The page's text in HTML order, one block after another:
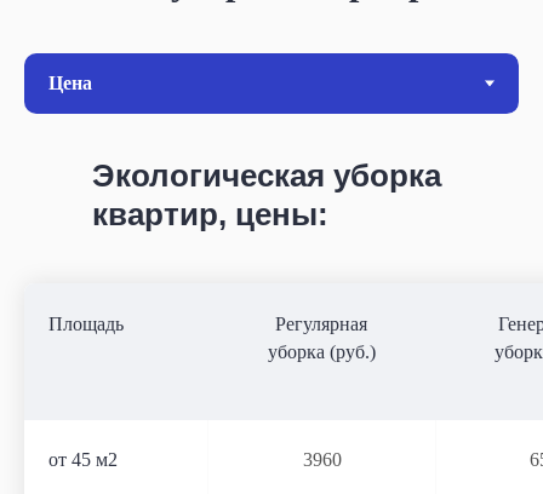
Экологическая уборка
квартир, цены:
Площадь
Регулярная
уборка (руб.)
от 45 м2 3960